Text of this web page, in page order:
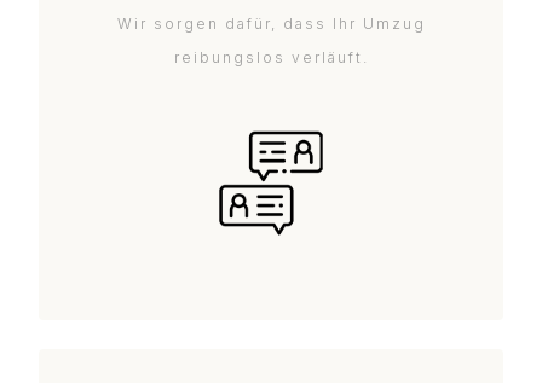
Wir sorgen dafür, dass Ihr Umzug
reibungslos verläuft.